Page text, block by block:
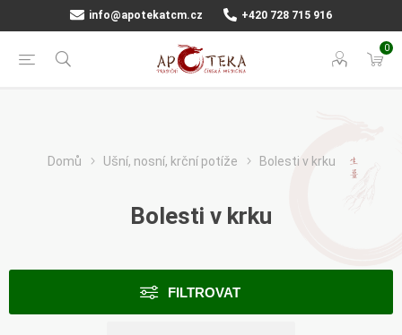
info@apotekatcm.cz +420 728 715 916
0
Domů Ušní, nosní, krční potíže Bolesti v krku
Bolesti v krku
FILTROVAT